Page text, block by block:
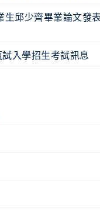
生邱少齊畢業論文發
入學招生考試訊息